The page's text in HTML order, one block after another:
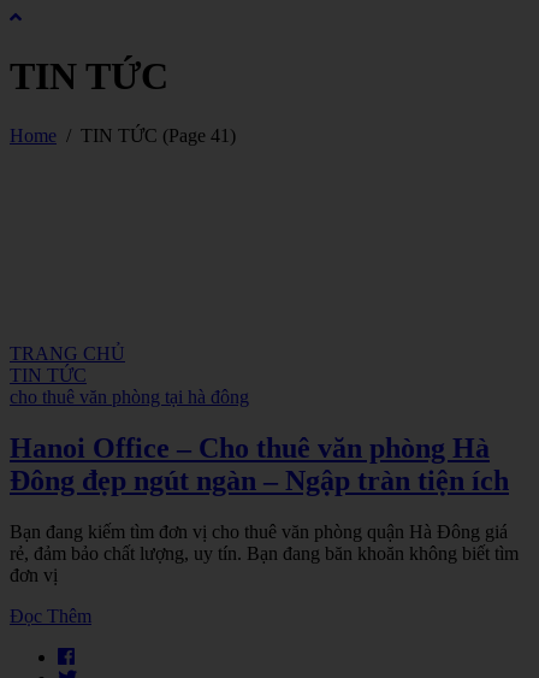
TIN TỨC
Home / TIN TỨC (Page 41)
TRANG CHỦ
TIN TỨC
cho thuê văn phòng tại hà đông
Hanoi Office – Cho thuê văn phòng Hà
Đông đẹp ngút ngàn – Ngập tràn tiện ích
Bạn đang kiếm tìm đơn vị cho thuê văn phòng quận Hà Đông giá
rẻ, đảm bảo chất lượng, uy tín. Bạn đang băn khoăn không biết tìm
đơn vị
Đọc Thêm